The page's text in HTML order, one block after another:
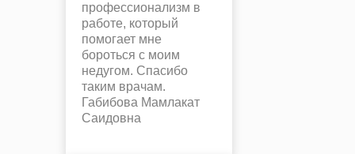
профессионализм в
работе, который
помогает мне
бороться с моим
недугом. Спасибо
таким врачам.
Габибова Мамлакат
Саидовна